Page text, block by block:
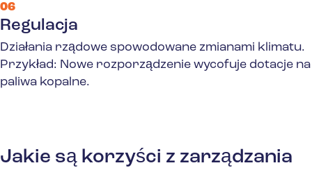
06
Regulacja
Działania rządowe spowodowane zmianami klimatu.
Przykład: Nowe rozporządzenie wycofuje dotacje na
paliwa kopalne.
Jakie są korzyści z zarządzania